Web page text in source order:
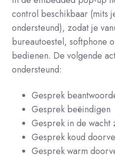
control beschikbaar (mits
ondersteund), zodat je
bureautoestel, softphone
bedienen. De volgende
ondersteund:
Gesprek
Gesprek beëindigen
Gesprek in de wacht
Gesprek koud
Gesprek warm